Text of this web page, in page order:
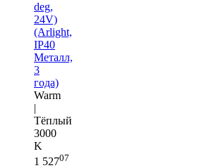
deg,
24V)
(Arlight,
IP40
Металл,
3
года)
Warm
|
Тёплый
3000
K
1 52707